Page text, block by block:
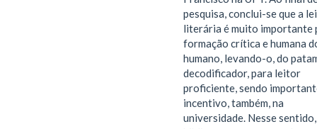
pesquisa, conclui-se que a
literária é muito importante
formação crítica e humana
humano, levando-o, do
decodificador, para leitor
proficiente, sendo
incentivo, também, na
universidade. Nesse